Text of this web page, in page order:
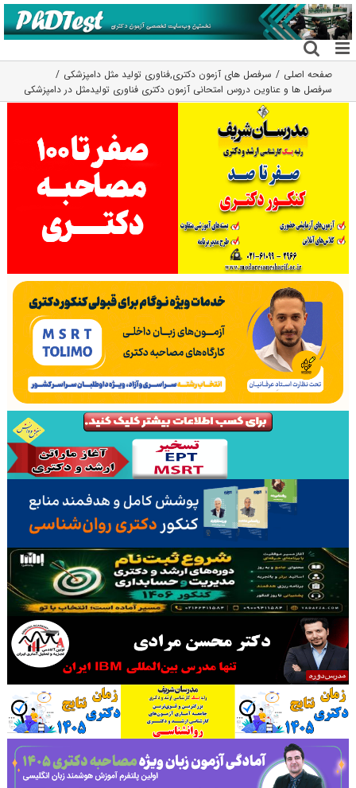
رفتن
به
محتوا
صفحه اصلی سرفصل های آزمون دکتری,فناوری تولید مثل دامپزشکی
سرفصل ها و عناوین دروس امتحانی آزمون دکتری فناوری تولیدمثل در دامپزشکی